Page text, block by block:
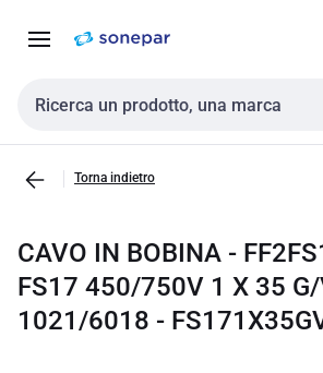
navigazione alla
Cerca input
Torna indietro
CAVO IN BOBINA -
FS17 450/750V 1 X 35
1021/6018 -